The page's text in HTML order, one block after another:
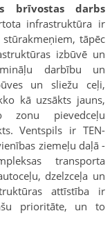
brīvostas darbs
infrastruktūra ir
tāpēc
izbūvē un
darbību un
un sliežu ceļi,
kā uzsākts jauns,
zonu pievedceļu
Ventspils ir TEN-
ziemeļu daļā -
transporta
dzelzceļa un
attīstība ir
prioritāte, un to